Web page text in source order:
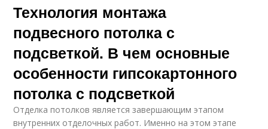
Технология монтажа
подвесного потолка с
подсветкой. В чем основные
особенности гипсокартонного
потолка с подсветкой
Отделка потолков является завершающим этапом
внутренних отделочных работ. Именно на этом этапе